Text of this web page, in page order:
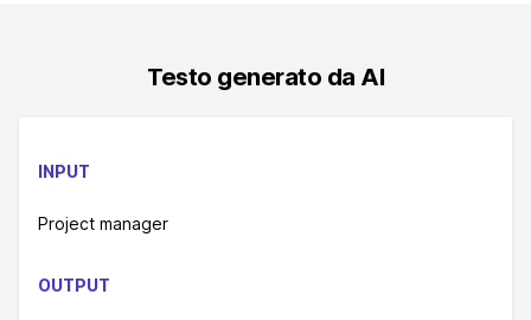
Testo generato da AI
INPUT
Project manager
OUTPUT